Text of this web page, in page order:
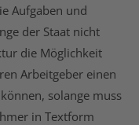
Aufgaben und
der Staat nicht
die Möglichkeit
Arbeitgeber einen
solange muss
in Textform